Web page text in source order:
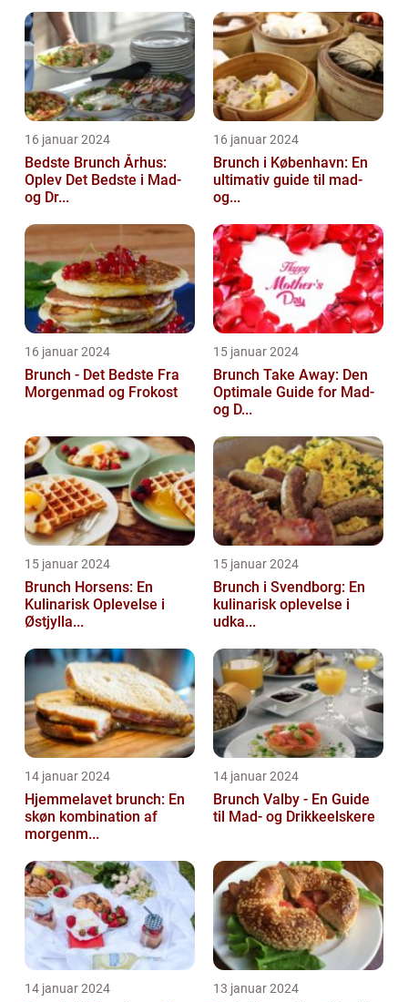
16 januar 2024
Bedste Brunch Århus:
Oplev Det Bedste i Mad-
og Dr...
16 januar 2024
Brunch i København: En
ultimativ guide til mad-
og...
16 januar 2024
Brunch - Det Bedste Fra
Morgenmad og Frokost
15 januar 2024
Brunch Take Away: Den
Optimale Guide for Mad-
og D...
15 januar 2024
Brunch Horsens: En
Kulinarisk Oplevelse i
Østjylla...
15 januar 2024
Brunch i Svendborg: En
kulinarisk oplevelse i
udka...
14 januar 2024
Hjemmelavet brunch: En
skøn kombination af
morgenm...
14 januar 2024
Brunch Valby - En Guide
til Mad- og Drikkeelskere
14 januar 2024 13 januar 2024